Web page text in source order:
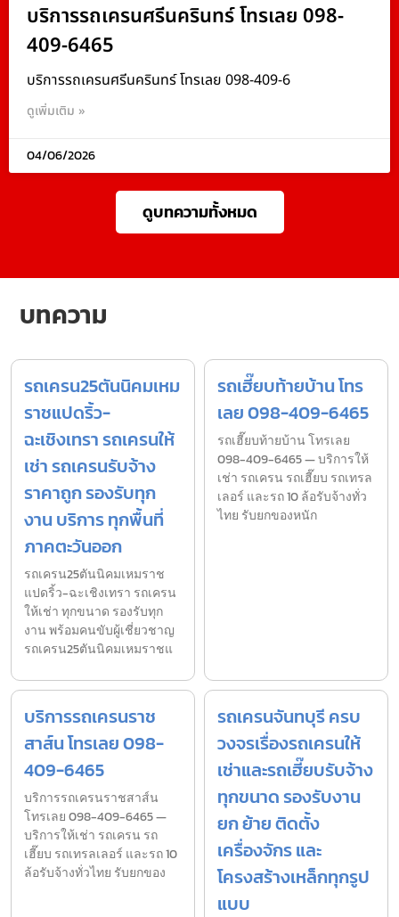
บริการรถเครนศรีนครินทร์ โทรเลย 098-
409-6465
บริการรถเครนศรีนครินทร์ โทรเลย 098-409-6
ดูเพิ่มเติม »
04/06/2026
ดูบทความทั้งหมด
บทความ
รถเครน25ตันนิคมเหม
ราชแปดริ้ว-
ฉะเชิงเทรา รถเครนให้
เช่า รถเครนรับจ้าง
ราคาถูก รองรับทุก
งาน บริการ ทุกพื้นที่
ภาคตะวันออก
รถเครน25ตันนิคมเหมราช
แปดริ้ว-ฉะเชิงเทรา รถเครน
ให้เช่า ทุกขนาด รองรับทุก
งาน พร้อมคนขับผู้เชี่ยวชาญ
รถเครน25ตันนิคมเหมราชแ
รถเฮี๊ยบท้ายบ้าน โทร
เลย 098-409-6465
รถเฮี๊ยบท้ายบ้าน โทรเลย
098-409-6465 — บริการให้
เช่า รถเครน รถเฮี๊ยบ รถเทรล
เลอร์ และรถ 10 ล้อรับจ้างทั่ว
ไทย รับยกของหนัก
บริการรถเครนราช
สาส์น โทรเลย 098-
409-6465
บริการรถเครนราชสาส์น
โทรเลย 098-409-6465 —
บริการให้เช่า รถเครน รถ
เฮี๊ยบ รถเทรลเลอร์ และรถ 10
ล้อรับจ้างทั่วไทย รับยกของ
รถเครนจันทบุรี ครบ
วงจรเรื่องรถเครนให้
เช่าและรถเฮี๊ยบรับจ้าง
ทุกขนาด รองรับงาน
ยก ย้าย ติดตั้ง
เครื่องจักร และ
โครงสร้างเหล็กทุกรูป
แบบ